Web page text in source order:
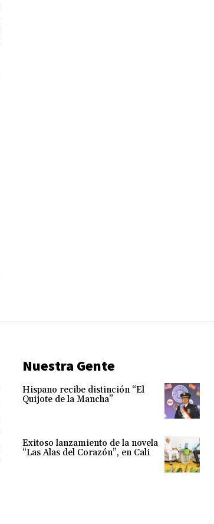
Nuestra Gente
Hispano recibe distinción “El
Quijote de la Mancha”
Exitoso lanzamiento de la novela
“Las Alas del Corazón”, en Cali